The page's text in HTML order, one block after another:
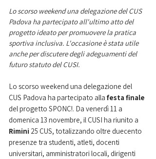
Lo scorso weekend una delegazione del CUS
Padova ha partecipato all'ultimo atto del
progetto ideato per promuovere la pratica
sportiva inclusiva. L'occasione è stata utile
anche per discutere degli adeguamenti del
futuro statuto del CUSI.
Lo scorso weekend una delegazione del
CUS Padova ha partecipato alla festa finale
del progetto SPONC!. Da venerdì 11 a
domenica 13 novembre, il CUSI ha riunito a
Rimini 25 CUS, totalizzando oltre duecento
presenze tra studenti, atleti, docenti
universitari, amministratori locali, dirigenti